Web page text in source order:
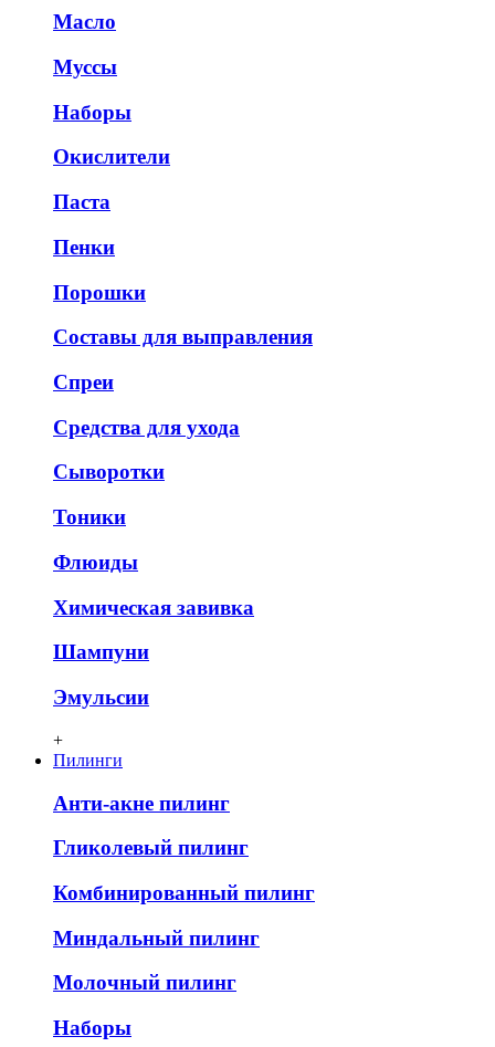
Масло
Муссы
Наборы
Окислители
Паста
Пенки
Порошки
Составы для выправления
Спреи
Средства для ухода
Сыворотки
Тоники
Флюиды
Химическая завивка
Шампуни
Эмульсии
+
Пилинги
Анти-акне пилинг
Гликолевый пилинг
Комбинированный пилинг
Миндальный пилинг
Молочный пилинг
Наборы